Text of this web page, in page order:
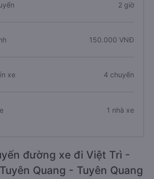
2 giờ
150.000 VNĐ
xe 4 chuyến
1 nhà xe
đường xe đi Việt Trì -
Quang - Tuyên Quang